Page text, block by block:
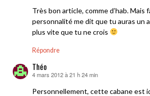
Très bon article, comme d’hab.
personnalité me dit que tu auras un
plus vite que tu ne crois
Répondre
Théo
dit :
4 mars 2012 à 21 h 24 min
Personnellement, cette cabane est